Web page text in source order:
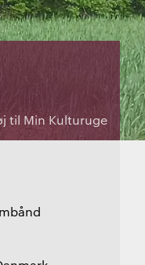
til Min Kulturuge